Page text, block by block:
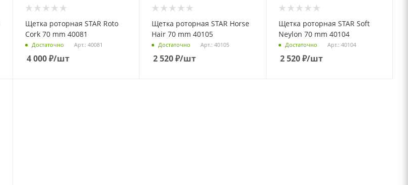
Щетка роторная STAR Roto
Cork 70 mm 40081
Достаточно Арт.: 40081
4 000₽/шт
Щетка роторная STAR Horse
Hair 70 mm 40105
Достаточно Арт.: 40105
2 520₽/шт
Щетка роторная STAR Soft
Neylon 70 mm 40104
Достаточно Арт.: 40104
2 520₽/шт